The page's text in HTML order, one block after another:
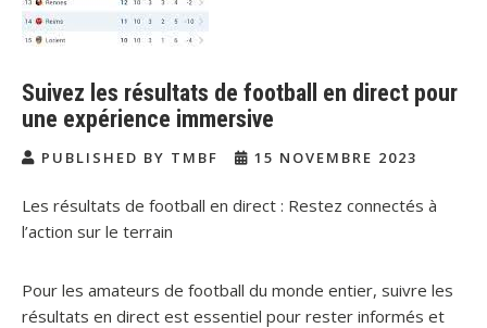
Suivez les résultats de football en direct pour
une expérience immersive
PUBLISHED BY TMBF 15 NOVEMBRE 2023
Les résultats de football en direct : Restez connectés à
l’action sur le terrain
Pour les amateurs de football du monde entier, suivre les
résultats en direct est essentiel pour rester informés et